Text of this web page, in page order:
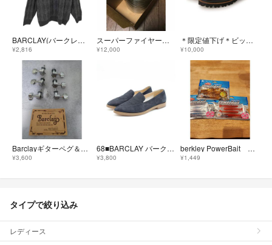
BARCLAY(バークレー) イタリア製 アルパカ混 クルーネックウールニット
¥2,816
スーパーファイヤーライン 4号 1200m グリーン 新品未使用 中深海
¥12,000
＊限定値下げ＊ビットローファー 24.0cm
¥10,000
Barclayギターペグ＆サウンドホールラベル
¥3,600
68■BARCLAY バークレー 本革ポインテッドスリッポン(24ｃｍ)美品
¥3,800
berkley PowerBait バークレイ パワーベイト
¥1,449
タイプで絞り込み
レディース